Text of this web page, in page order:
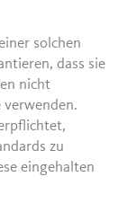
solchen
dass sie
nicht
verwenden.
zu
eingehalten